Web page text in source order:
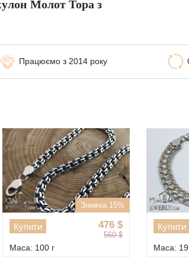
Молот Тора з
Працюємо з 2014 року
Знижка 15%
476 $
560 $
Купити
Маса: 100 г
Купити
Маса: 19